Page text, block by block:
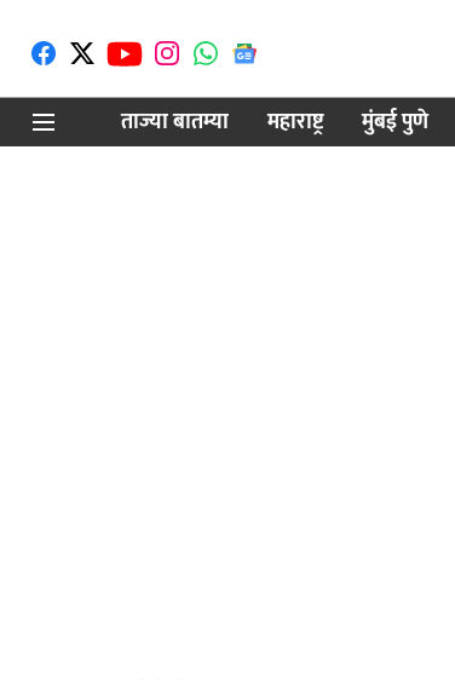
ताज्या बातम्या
महाराष्ट्र मुंबई पुणे